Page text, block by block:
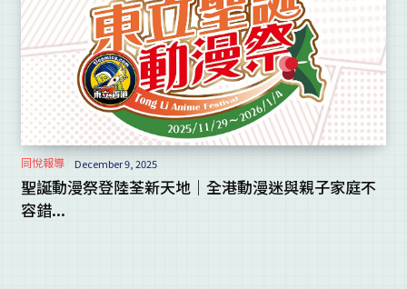
同悅報導 December 9, 2025
聖誕動漫祭登陸荃新天地｜全港動漫迷與親子家庭不
容錯...